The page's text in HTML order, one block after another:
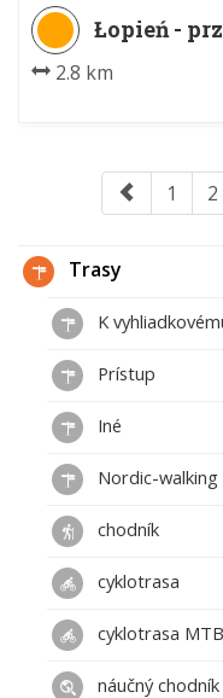
Łopień -
2.8 km
1 2
Trasy
K
Prístup
Iné
Nordic-walking
chodník
cyklotrasa
cyklotrasa MTB
náučný chodník